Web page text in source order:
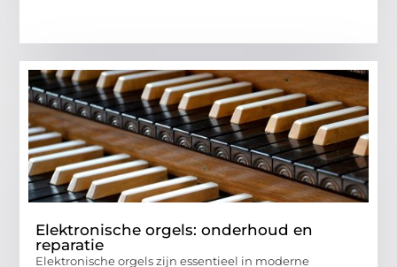
Elektronische orgels: onderhoud en
reparatie
Elektronische orgels zijn essentieel in moderne